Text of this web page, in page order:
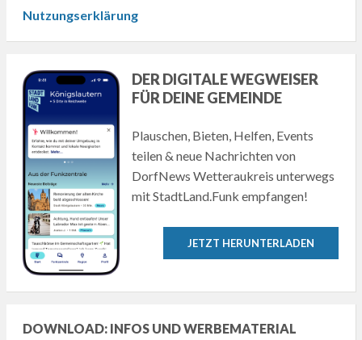
Nutzungserklärung
DER DIGITALE WEGWEISER
FÜR DEINE GEMEINDE
Plauschen, Bieten, Helfen, Events
teilen & neue Nachrichten von
DorfNews Wetteraukreis unterwegs
mit StadtLand.Funk empfangen!
JETZT HERUNTERLADEN
DOWNLOAD: INFOS UND WERBEMATERIAL